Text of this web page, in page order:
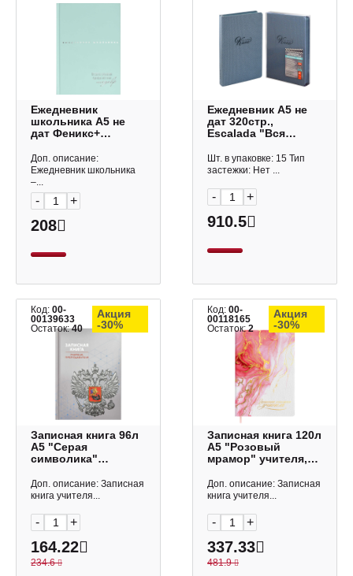
Ежедневник
школьника А5 не
дат Феникс+
Голубой" 64л, тв.
обл., мел.бум. 67618
Доп. описание:
Ежедневник школьника
–...
- +
208
Ежедневник А5 не
дат 320стр.,
Escalada "Вся
тв.обл., иск. кожа,
голубой 67736
Шт. в упаковке: 15 Тип
застежки: Нет ...
- +
910.5
Код: 00-
00139633
Остаток:40
Акция
-30%
Записная книга 96л
А5 "Серая
символика"
преподавателя, тв.
обл., 7БЦ 69235
Доп. описание: Записная
книга учителя...
- +
164.22
234.6
Код:00-
00118165
Остаток:2
Акция
-30%
Записная книга 120л
А5 "Розовый
мрамор" учителя,
мягк. переплёт
61846 Феникс+
Доп. описание: Записная
книга учителя...
- +
337.33
481.9